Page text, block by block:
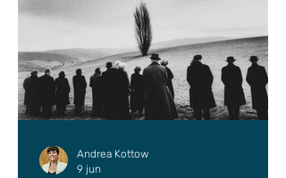
Andrea Kottow
9 jun